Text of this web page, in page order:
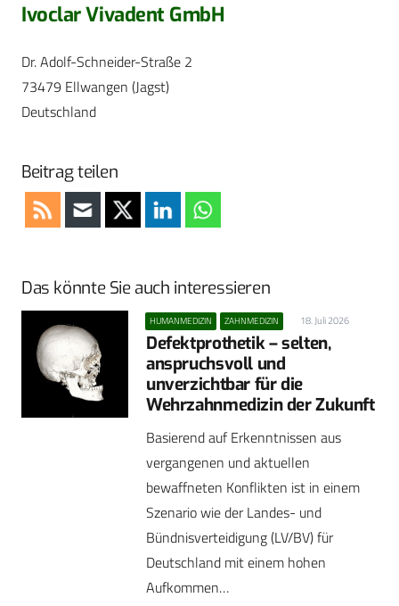
Ivoclar Vivadent GmbH
Dr. Adolf-Schneider-Straße 2
73479 Ellwangen (Jagst)
Deutschland
Beitrag teilen
Das könnte Sie auch interessieren
HUMANMEDIZIN ZAHNMEDIZIN 18. Juli 2026
Defektprothetik – selten,
anspruchsvoll und
unverzichtbar für die
Wehrzahnmedizin der Zukunft
Basierend auf Erkenntnissen aus
vergangenen und aktuellen
bewaffneten Konflikten ist in einem
Szenario wie der Landes- und
Bündnisverteidigung (LV/BV) für
Deutschland mit einem hohen
Aufkommen…